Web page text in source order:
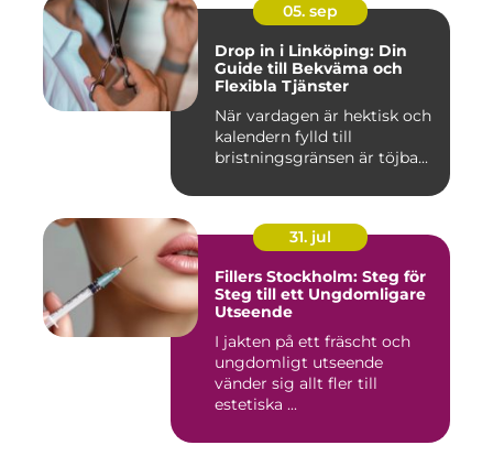
05. sep
Drop in i Linköping: Din
Guide till Bekväma och
Flexibla Tjänster
När vardagen är hektisk och
kalendern fylld till
bristningsgränsen är töjba...
31. jul
Fillers Stockholm: Steg för
Steg till ett Ungdomligare
Utseende
I jakten på ett fräscht och
ungdomligt utseende
vänder sig allt fler till
estetiska ...